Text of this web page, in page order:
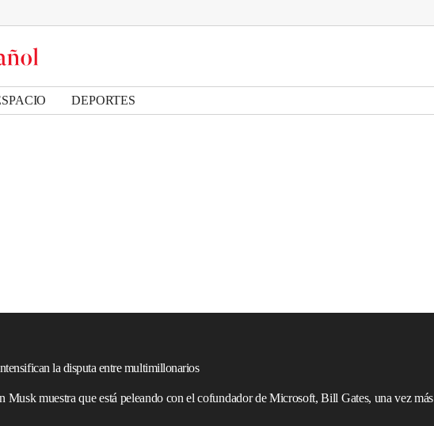
DEPORTES
la disputa entre multimillonarios
muestra que está peleando con el cofundador de Microsoft, Bill Gates, una vez más